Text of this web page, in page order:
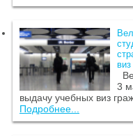
3
выдачу учебных виз
Подробнее...